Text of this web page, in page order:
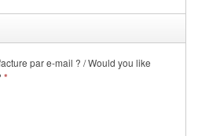
par e-mail ? / Would you like
*